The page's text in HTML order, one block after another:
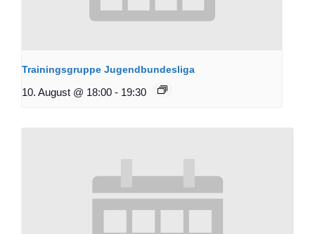
Trainingsgruppe Jugendbundesliga
10. August @ 18:00 - 19:30